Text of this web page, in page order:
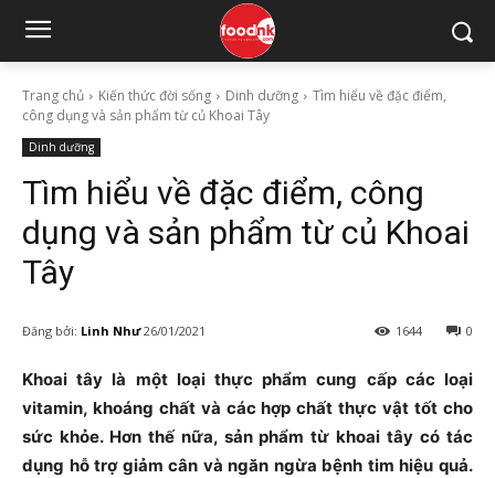
Trang chủ Kiến thức đời sống Dinh dưỡng
Tìm hiểu về đặc điểm,
công dụng và sản phẩm từ củ Khoai Tây
Dinh dưỡng
Tìm hiểu về đặc điểm, công
dụng và sản phẩm từ củ Khoai
Tây
Đăng bởi: Linh Như 26/01/2021 0
1644
Khoai tây là một loại thực phẩm cung cấp các loại
vitamin, khoáng chất và các hợp chất thực vật tốt cho
sức khỏe. Hơn thế nữa, sản phẩm từ khoai tây có tác
dụng hỗ trợ giảm cân và ngăn ngừa bệnh tim hiệu quả.